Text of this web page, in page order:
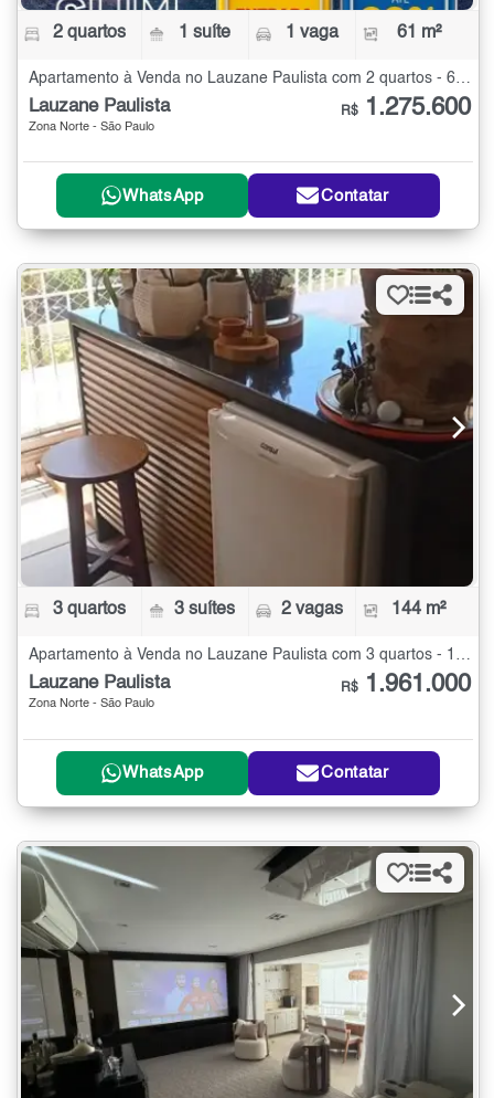
2 quartos 1 suíte 1 vaga 61 m²
Apartamento à Venda no Lauzane Paulista com 2 quartos - 61 m²
Lauzane Paulista
Zona Norte - São Paulo
R$ 1.275.600
WhatsApp Contatar
3 quartos 3 suítes 2 vagas 144 m²
Apartamento à Venda no Lauzane Paulista com 3 quartos - 144 m²
Lauzane Paulista
Zona Norte - São Paulo
R$ 1.961.000
WhatsApp Contatar